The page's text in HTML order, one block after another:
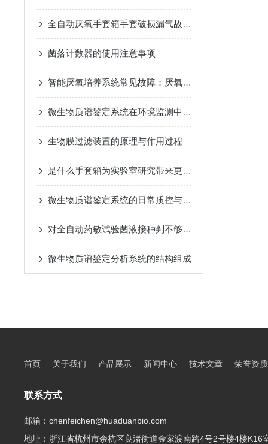
全自动厌氧手套箱手套破损漏气故障排查与更换方法
菌落计数器的使用注意事项
智能厌氧培养系统常见故障：厌氧环境失效、温控不准的解决
微生物质谱鉴定系统在环境监测中的应用与发展
生物膜过滤装置的原理与作用过程
是什么手套箱为实验室研究带来更高的生产效率
微生物质谱鉴定系统的日常质控与标准菌株校准
对全自动药敏试验菌液接种判不够了解？看这里！
微生物质谱鉴定分析系统的结构组成
首页 关于我们 产品展示 新闻中心 技术文章 荣誉资质
联系方式
邮箱：chenfeichen@huaduanbio.com
地址：浙江省杭州市余杭区良渚街道金家渡南路4号2号楼4楼K16